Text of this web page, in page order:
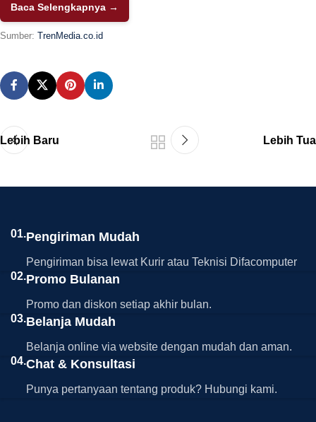
Baca Selengkapnya →
Sumber: TrenMedia.co.id
Lebih Baru Lebih Tua
01.Pengiriman Mudah
Pengiriman bisa lewat Kurir atau Teknisi Difacomputer
02.Promo Bulanan
Promo dan diskon setiap akhir bulan.
03.Belanja Mudah
Belanja online via website dengan mudah dan aman.
04.Chat & Konsultasi
Punya pertanyaan tentang produk? Hubungi kami.